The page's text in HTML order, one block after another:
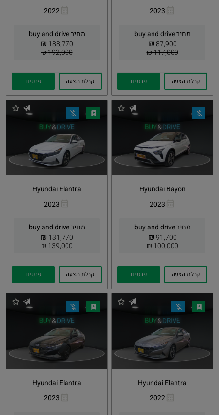
2023
מחיר buy and drive
87,900
₪
117,000 ₪
Whatsapp
קבלת הצעה פרטים
2022
מחיר buy and drive
188,770
₪
192,000 ₪
Whatsapp
קבלת הצעה פרטים
Hyundai Bayon
2023
מחיר buy and drive
91,700
₪
100,000 ₪
Whatsapp
קבלת הצעה פרטים
Hyundai Elantra
2023
מחיר buy and drive
131,770
₪
139,000 ₪
Whatsapp
קבלת הצעה פרטים
Hyundai Elantra
2022
Whatsapp
Hyundai Elantra
2023
Whatsapp